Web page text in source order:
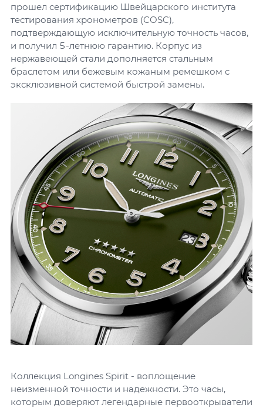
прошел сертификацию Швейцарского института
тестирования хронометров (COSC),
подтверждающую исключительную точность часов,
и получил 5-летнюю гарантию. Корпус из
нержавеющей стали дополняется стальным
браслетом или бежевым кожаным ремешком с
эксклюзивной системой быстрой замены.
Коллекция Longines Spirit - воплощение
неизменной точности и надежности. Это часы,
которым доверяют легендарные первооткрыватели